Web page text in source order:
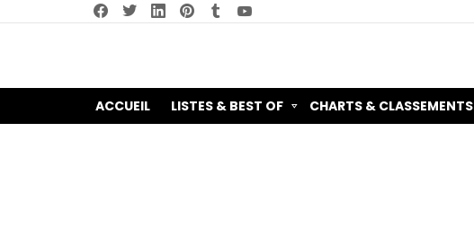
facebooktwitterlinkedin pinterest
ACCUEIL LISTES & BEST OF CHARTS & CLASSEMENTS